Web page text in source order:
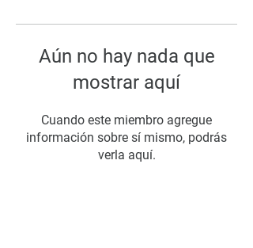
Aún no hay nada que
mostrar aquí
Cuando este miembro agregue
información sobre sí mismo, podrás
verla aquí.